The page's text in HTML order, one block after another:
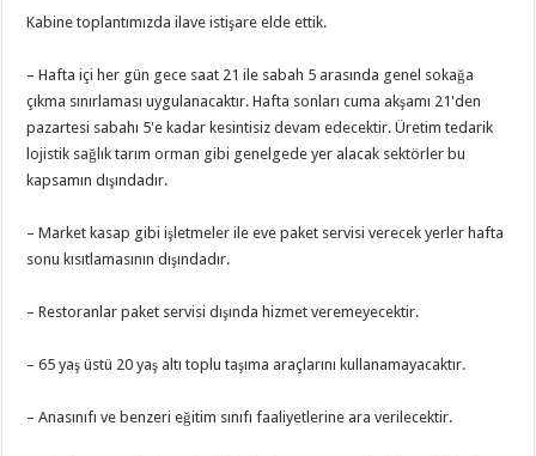
Kabine toplantımızda ilave istişare elde ettik.
– Hafta içi her gün gece saat 21 ile sabah 5 arasında genel sokağa
çıkma sınırlaması uygulanacaktır. Hafta sonları cuma akşamı 21'den
pazartesi sabahı 5'e kadar kesintisiz devam edecektir. Üretim tedarik
lojistik sağlık tarım orman gibi genelgede yer alacak sektörler bu
kapsamın dışındadır.
– Market kasap gibi işletmeler ile eve paket servisi verecek yerler hafta
sonu kısıtlamasının dışındadır.
– Restoranlar paket servisi dışında hizmet veremeyecektir.
– 65 yaş üstü 20 yaş altı toplu taşıma araçlarını kullanamayacaktır.
– Anasınıfı ve benzeri eğitim sınıfı faaliyetlerine ara verilecektir.